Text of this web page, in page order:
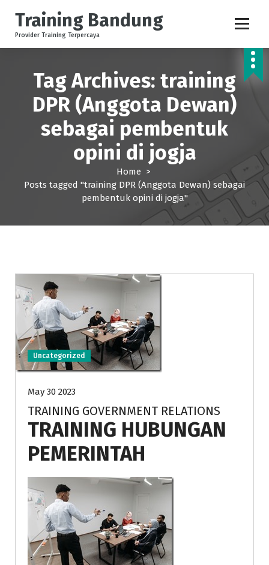
p
Training Bandung
Provider Training Terpercaya
Tag Archives: training
DPR (Anggota Dewan)
sebagai pembentuk
opini di jogja
Home >
Posts tagged "training DPR (Anggota Dewan) sebagai
pembentuk opini di jogja"
Uncategorized
May 30 2023
TRAINING GOVERNMENT RELATIONS
TRAINING HUBUNGAN
PEMERINTAH